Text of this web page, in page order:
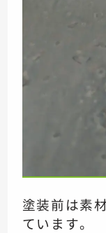
塗装前は素
ています。